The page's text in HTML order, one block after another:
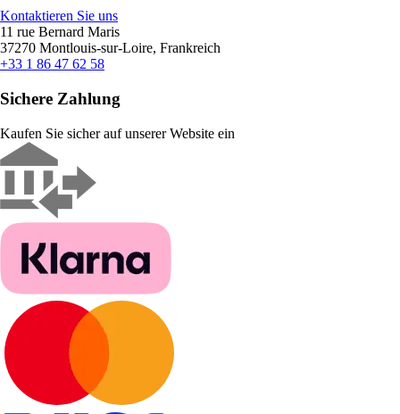
Kontaktieren Sie uns
11 rue Bernard Maris
37270 Montlouis-sur-Loire, Frankreich
+33 1 86 47 62 58
Sichere Zahlung
Kaufen Sie sicher auf unserer Website ein